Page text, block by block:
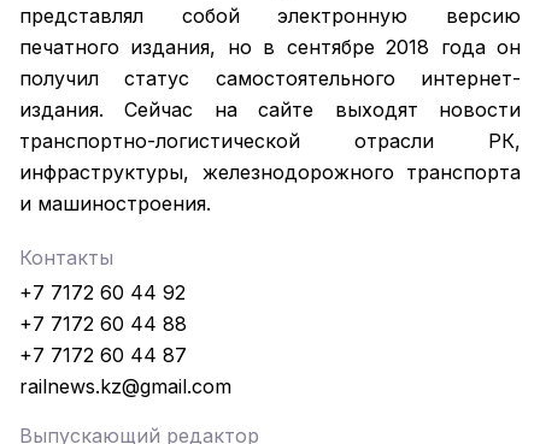
представлял собой электронную версию
печатного издания, но в сентябре 2018 года он
получил статус самостоятельного интернет-
издания. Сейчас на сайте выходят новости
транспортно-логистической отрасли РК,
инфраструктуры, железнодорожного транспорта
и машиностроения.
Контакты
+7 7172 60 44 92
+7 7172 60 44 88
+7 7172 60 44 87
railnews.kz@gmail.com
Выпускающий редактор